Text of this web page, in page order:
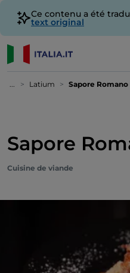
Ce contenu a été
text original
... Latium Sapore Romano
Sapore
Cuisine de viande